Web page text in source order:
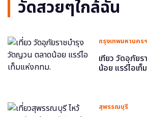
วัดสวยๆใกล้ฉัน
กรุงเทพมหานครฯ
เที่ยว วัดอุภัย
น้อย แรร์ไอเท็
สุพรรณบุรี